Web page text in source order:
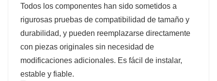
Todos los componentes han sido sometidos a
rigurosas pruebas de compatibilidad de tamaño y
durabilidad, y pueden reemplazarse directamente
con piezas originales sin necesidad de
modificaciones adicionales. Es fácil de instalar,
estable y fiable.